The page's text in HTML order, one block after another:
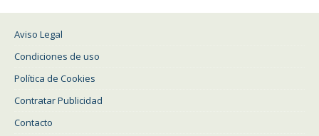
Aviso Legal
Condiciones de uso
Política de Cookies
Contratar Publicidad
Contacto